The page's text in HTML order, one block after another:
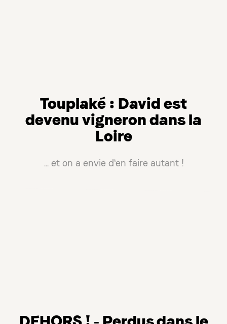
Touplaké : David est
devenu vigneron dans la
Loire
... et on a envie d'en faire autant !